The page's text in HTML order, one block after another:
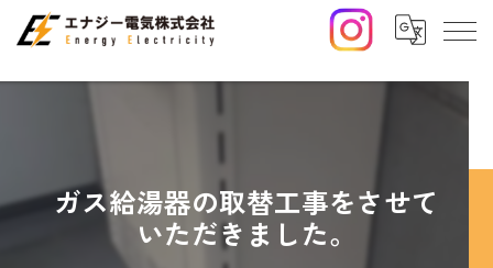
ガス給湯器の取替工事をさせて
いただきました。